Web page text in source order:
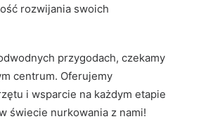
rozwijania swoich
przygodach, czekamy
centrum. Oferujemy
i wsparcie na każdym etapie
świecie nurkowania z nami!